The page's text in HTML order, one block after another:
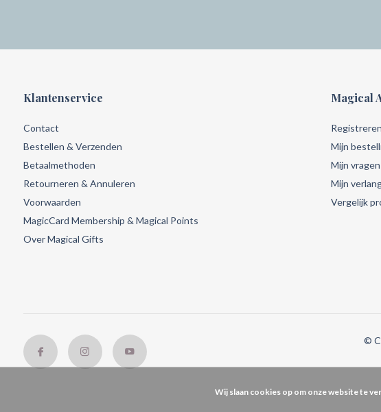
Klantenservice
Contact
Bestellen & Verzenden
Betaalmethoden
Retourneren & Annuleren
Voorwaarden
MagicCard Membership & Magical Points
Over Magical Gifts
Magical
Registreren
Mijn
Mijn vragen
Mijn
Vergelijk
©
Wij slaan cookies op om onze website te